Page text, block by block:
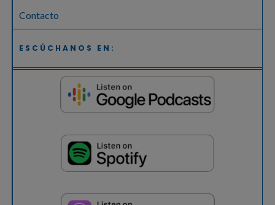
Contacto
ESCÚCHANOS EN: